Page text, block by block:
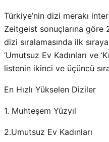
Türkiye’nin dizi merakı
Zeitgeist sonuçlarına göre
dizi sıralamasında ilk
‘Umutsuz Ev Kadınları ve
listenin ikinci ve üçüncü
En Hızlı Yükselen Diziler
1. Muhteşem Yüzyıl
2.Umutsuz Ev Kadınları